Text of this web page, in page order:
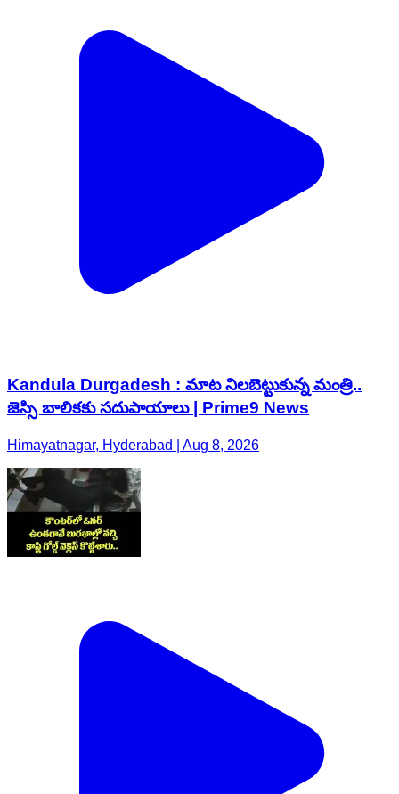
Kandula Durgadesh : మాట నిలబెట్టుకున్న మంత్రి..
జెస్సి బాలికకు సదుపాయాలు | Prime9 News
Himayatnagar, Hyderabad | Aug 8, 2026